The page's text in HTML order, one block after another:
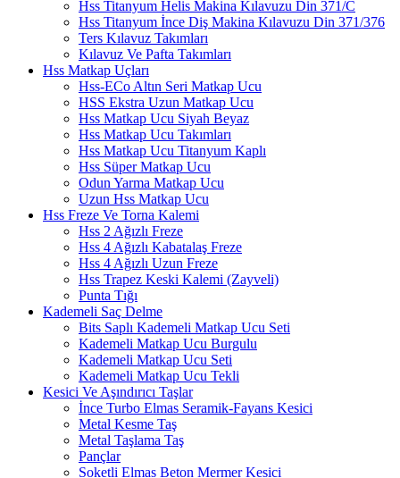
Hss Titanyum Helis Makina Kılavuzu Din 371/C
Hss Titanyum İnce Diş Makina Kılavuzu Din 371/376
Ters Kılavuz Takımları
Kılavuz Ve Pafta Takımları
Hss Matkap Uçları
Hss-ECo Altın Seri Matkap Ucu
HSS Ekstra Uzun Matkap Ucu
Hss Matkap Ucu Siyah Beyaz
Hss Matkap Ucu Takımları
Hss Matkap Ucu Titanyum Kaplı
Hss Süper Matkap Ucu
Odun Yarma Matkap Ucu
Uzun Hss Matkap Ucu
Hss Freze Ve Torna Kalemi
Hss 2 Ağızlı Freze
Hss 4 Ağızlı Kabatalaş Freze
Hss 4 Ağızlı Uzun Freze
Hss Trapez Keski Kalemi (Zayveli)
Punta Tığı
Kademeli Saç Delme
Bits Saplı Kademeli Matkap Ucu Seti
Kademeli Matkap Ucu Burgulu
Kademeli Matkap Ucu Seti
Kademeli Matkap Ucu Tekli
Kesici Ve Aşındırıcı Taşlar
İnce Turbo Elmas Seramik-Fayans Kesici
Metal Kesme Taş
Metal Taşlama Taş
Pançlar
Soketli Elmas Beton Mermer Kesici